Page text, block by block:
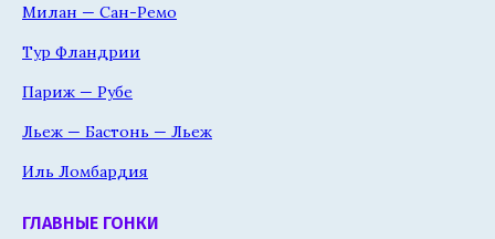
Милан — Сан-Ремо
Тур Фландрии
Париж — Рубе
Льеж — Бастонь — Льеж
Иль Ломбардия
ГЛАВНЫЕ ГОНКИ